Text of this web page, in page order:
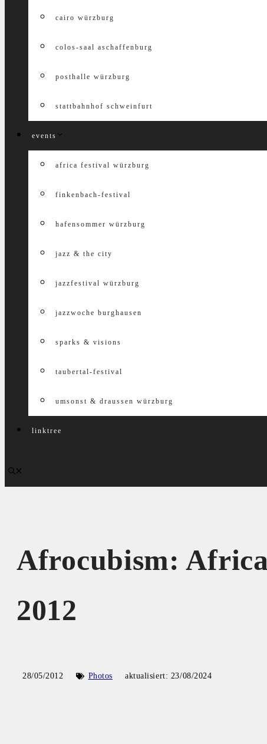
cairo würzburg
colos-saal aschaffenburg
posthalle würzburg
stattbahnhof schweinfurt
events
africa festival würzburg
finkenbach-festival
hafensommer würzburg
jazz & the city
jazzfestival würzburg
jazzwoche burghausen
sparks & visions
taubertal-festival
umsonst & draussen würzburg
linktree
Afrocubism:
2012
28/05/2012 Photos aktualisiert: 23/08/2024